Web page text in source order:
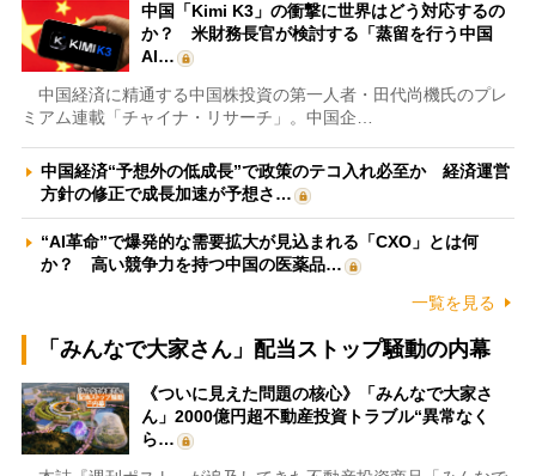
中国「Kimi K3」の衝撃に世界はどう対応するの
か？ 米財務長官が検討する「蒸留を行う中国
AI…
中国経済に精通する中国株投資の第一人者・田代尚機氏のプレ
ミアム連載「チャイナ・リサーチ」。中国企…
中国経済“予想外の低成長”で政策のテコ入れ必至か 経済運営
方針の修正で成長加速が予想さ…
“AI革命”で爆発的な需要拡大が見込まれる「CXO」とは何
か？ 高い競争力を持つ中国の医薬品…
一覧を見る
「みんなで大家さん」配当ストップ騒動の内幕
《ついに見えた問題の核心》「みんなで大家さ
ん」2000億円超不動産投資トラブル“異常なく
ら…